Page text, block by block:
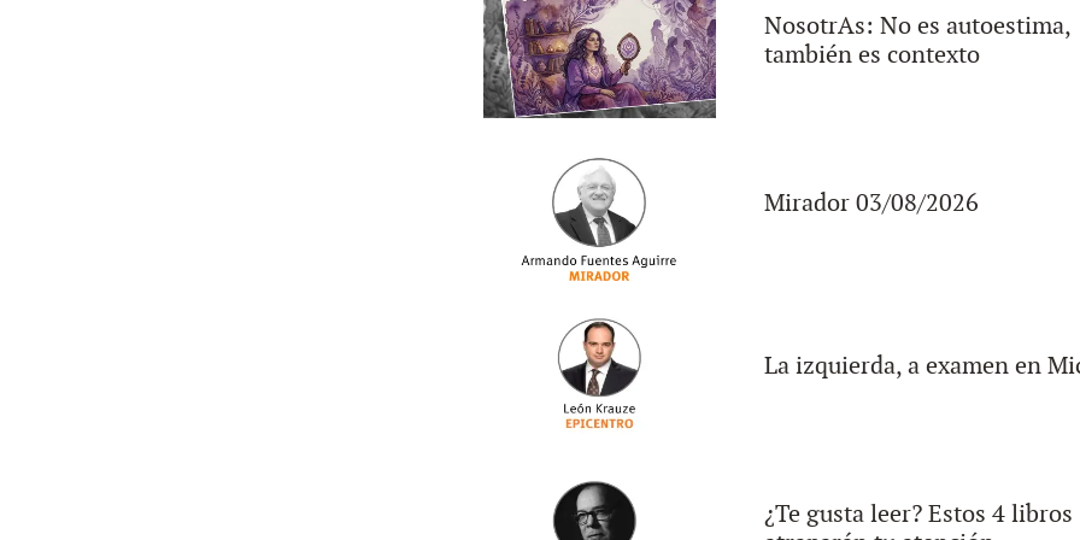
NosotrAs: No es autoestima,
también es contexto
Mirador 03/08/2026
La izquierda, a examen en
¿Te gusta leer? Estos 4 libros